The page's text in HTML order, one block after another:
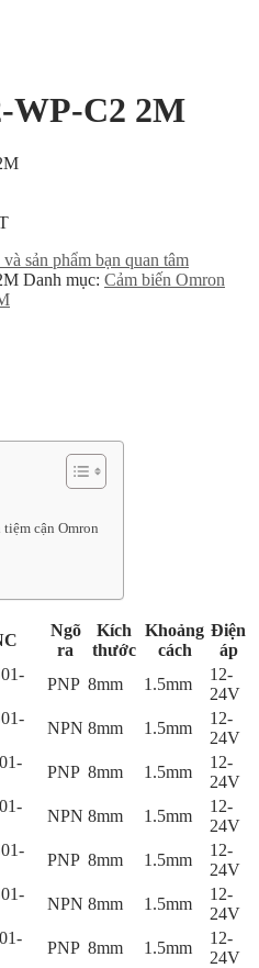
WP-C2 2M
sản phẩm bạn quan tâm
Danh mục: Cảm biến Omron
cận Omron
Ngõ
ra
Kích
thước
Khoảng
cách
Điện
áp
PNP 8mm 1.5mm
12-
24V
NPN 8mm 1.5mm
12-
24V
PNP 8mm 1.5mm
12-
24V
NPN 8mm 1.5mm
12-
24V
PNP 8mm 1.5mm
12-
24V
NPN 8mm 1.5mm
12-
24V
PNP 8mm 1.5mm
12-
24V